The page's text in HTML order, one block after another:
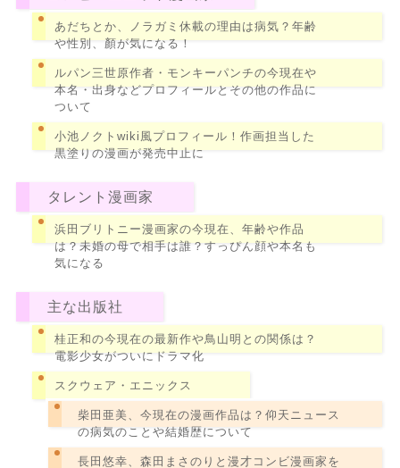
あだちとか、ノラガミ休載の理由は病気？年齢
や性別、顏が気になる！
ルパン三世原作者・モンキーパンチの今現在や
本名・出身などプロフィールとその他の作品に
ついて
小池ノクトwiki風プロフィール！作画担当した
黒塗りの漫画が発売中止に
タレント漫画家
浜田ブリトニー漫画家の今現在、年齢や作品
は？未婚の母で相手は誰？すっぴん顔や本名も
気になる
主な出版社
桂正和の今現在の最新作や鳥山明との関係は？
電影少女がついにドラマ化
スクウェア・エニックス
柴田亜美、今現在の漫画作品は？仰天ニュース
の病気のことや結婚歴について
長田悠幸、森田まさのりと漫才コンビ漫画家を